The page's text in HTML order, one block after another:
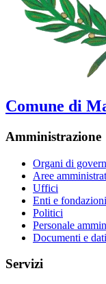
Comune di
Amministrazione
Organi di
Aree
Uffici
Enti e fondazioni
Politici
Personale
Documenti e dati
Servizi